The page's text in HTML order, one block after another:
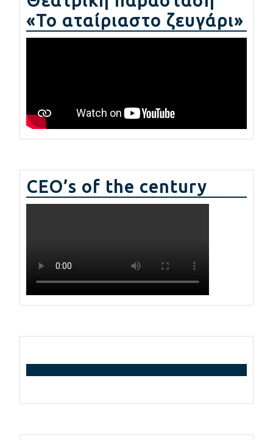
«Το αταίριαστο ζευγάρι»
CEO’s of the century